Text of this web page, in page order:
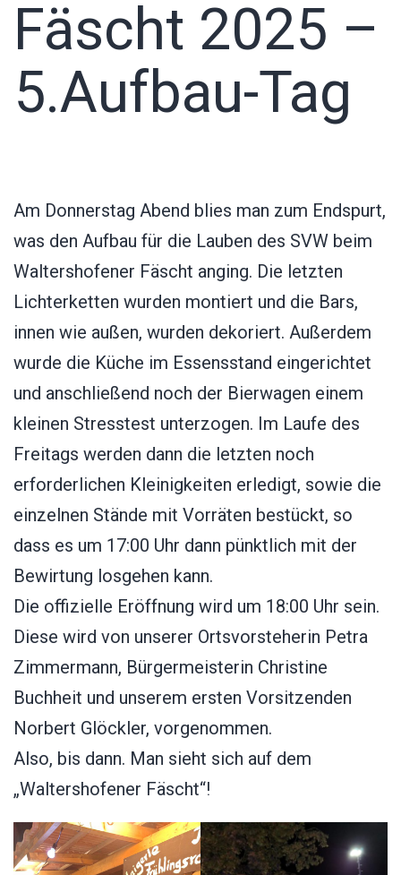
Fäscht 2025 –
5.Aufbau-Tag
Am Donnerstag Abend blies man zum Endspurt,
was den Aufbau für die Lauben des SVW beim
Waltershofener Fäscht anging. Die letzten
Lichterketten wurden montiert und die Bars,
innen wie außen, wurden dekoriert. Außerdem
wurde die Küche im Essensstand eingerichtet
und anschließend noch der Bierwagen einem
kleinen Stresstest unterzogen. Im Laufe des
Freitags werden dann die letzten noch
erforderlichen Kleinigkeiten erledigt, sowie die
einzelnen Stände mit Vorräten bestückt, so
dass es um 17:00 Uhr dann pünktlich mit der
Bewirtung losgehen kann.
Die offizielle Eröffnung wird um 18:00 Uhr sein.
Diese wird von unserer Ortsvorsteherin Petra
Zimmermann, Bürgermeisterin Christine
Buchheit und unserem ersten Vorsitzenden
Norbert Glöckler, vorgenommen.
Also, bis dann. Man sieht sich auf dem
„Waltershofener Fäscht“!